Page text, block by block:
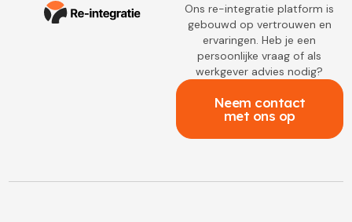
Ons re-integratie platform is
gebouwd op vertrouwen en
ervaringen. Heb je een
persoonlijke vraag of als
werkgever advies nodig?
Neem contact
met ons op